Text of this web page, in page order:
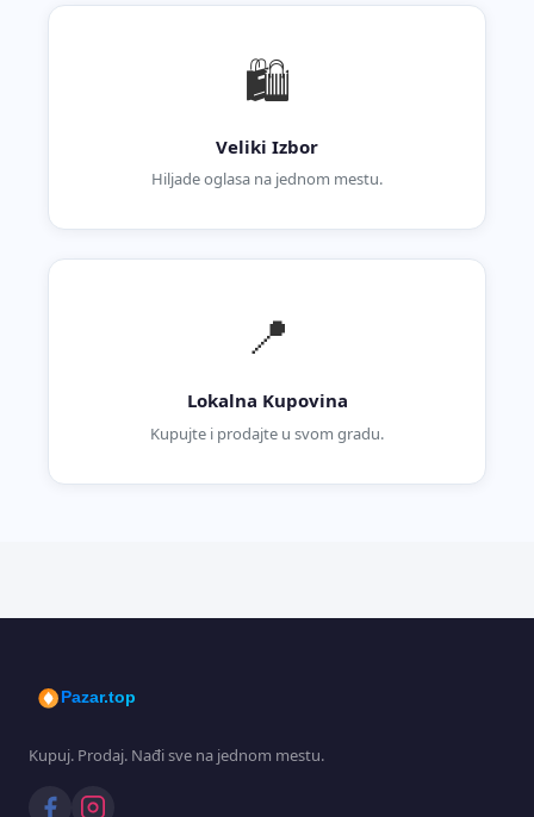
🛍️
Veliki Izbor
Hiljade oglasa na jednom mestu.
📍
Lokalna Kupovina
Kupujte i prodajte u svom gradu.
Pazar.top
Kupuj. Prodaj. Nađi sve na jednom mestu.